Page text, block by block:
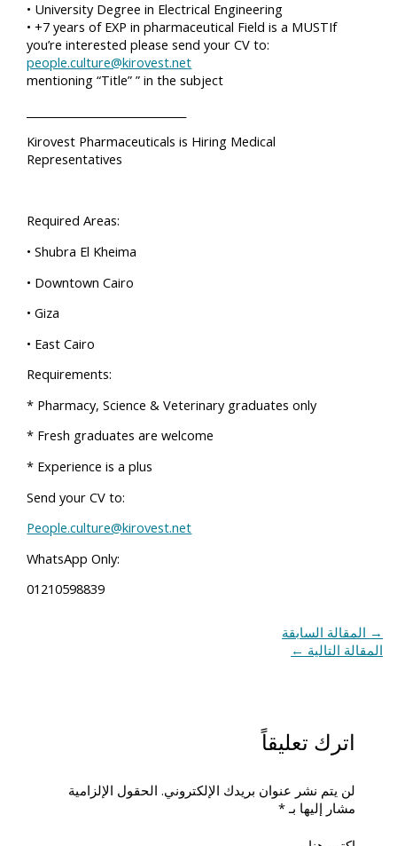
• University Degree in Electrical Engineering
• +7 years of EXP in pharmaceutical Field is a MUSTIf
you’re interested please send your CV to:
people.culture@kirovest.net
mentioning “Title” ” in the subject
Kirovest Pharmaceuticals is Hiring Medical
Representatives
Required Areas:
• Shubra El Kheima
• Downtown Cairo
• Giza
• East Cairo
Requirements:
* Pharmacy, Science & Veterinary graduates only
* Fresh graduates are welcome
* Experience is a plus
Send your CV to:
People.culture@kirovest.net
WhatsApp Only:
01210598839
→ المقالة السابقة
المقالة التالية ←
اترك تعليقاً
لن يتم نشر عنوان بريدك الإلكتروني. الحقول الإلزامية
مشار إليها بـ*